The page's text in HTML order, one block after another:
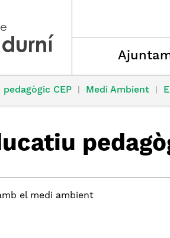
CEP Medi Ambient
el medi ambient